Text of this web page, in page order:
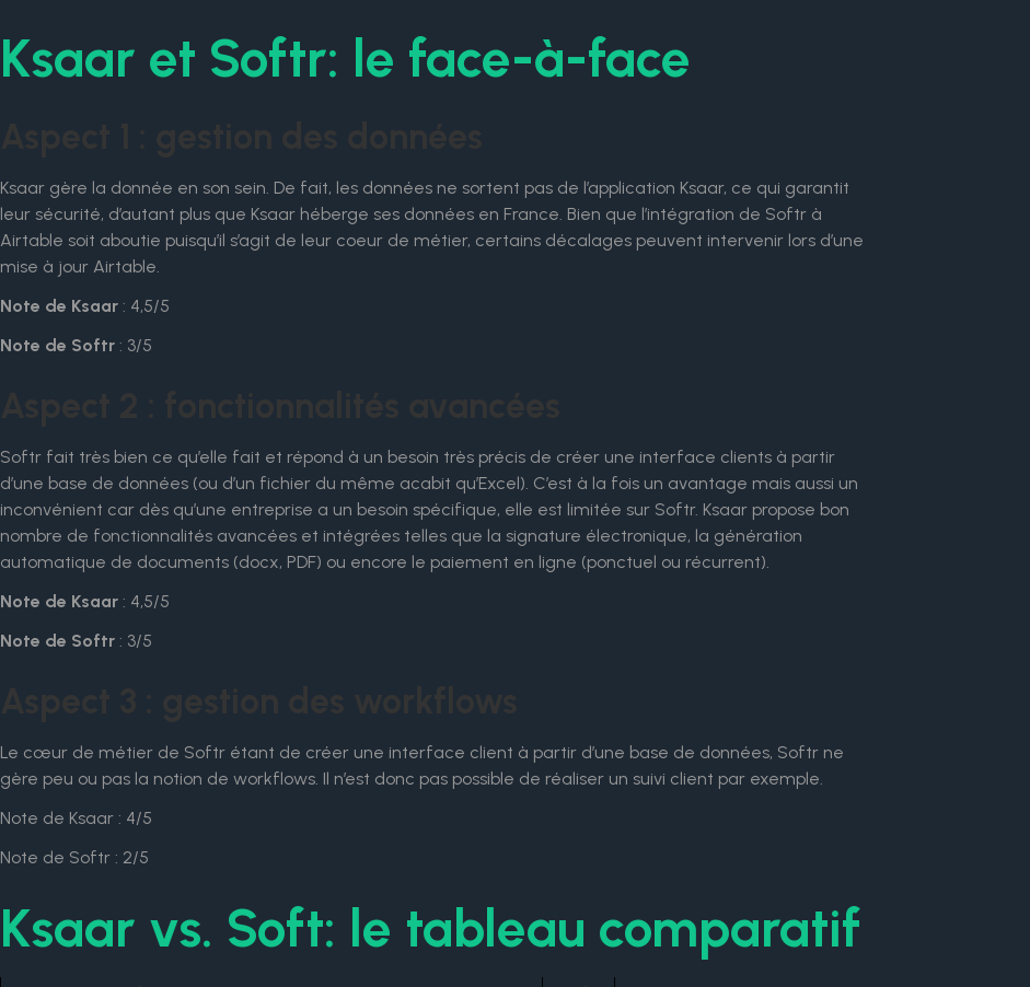
Ksaar et Softr: le face-à-face
Ksaar gère la donnée en son sein. De fait, les données ne sortent pas de l’application Ksaar, ce qui garantit
leur sécurité, d’autant plus que Ksaar héberge ses données en France. Bien que l’intégration de Softr à
Airtable soit aboutie puisqu’il s’agit de leur coeur de métier, certains décalages peuvent intervenir lors d’une
mise à jour Airtable.
Note de Ksaar: 4,5/5
Note de Softr : 3/5
Softr fait très bien ce qu’elle fait et répond à un besoin très précis de créer une interface clients à partir
d’une base de données (ou d’un fichier du même acabit qu’Excel). C’est à la fois un avantage mais aussi un
inconvénient car dès qu’une entreprise a un besoin spécifique, elle est limitée sur Softr. Ksaar propose bon
nombre de fonctionnalités avancées et intégrées telles que la signature électronique, la génération
automatique de documents (docx, PDF) ou encore le paiement en ligne (ponctuel ou récurrent).
Note de Ksaar : 4,5/5
Note de Softr : 3/5
Le cœur de métier de Softr étant de créer une interface client à partir d’une base de données, Softr ne
gère peu ou pas la notion de workflows. Il n’est donc pas possible de réaliser un suivi client par exemple.
Note de Ksaar : 4/5
Note de Softr : 2/5
Ksaar vs. Soft: le tableau comparatif